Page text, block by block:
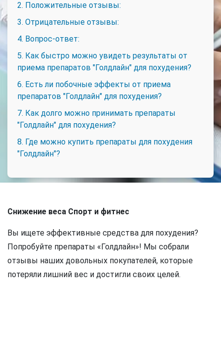
2. Положительные отзывы:
3. Отрицательные отзывы:
4. Вопрос-ответ:
5. Как быстро можно увидеть результаты от
приема препаратов "Голдлайн" для похудения?
6. Есть ли побочные эффекты от приема
препаратов "Голдлайн" для похудения?
7. Как долго можно принимать препараты
"Голдлайн" для похудения?
8. Где можно купить препараты для похудения
"Голдлайн"?
Снижение веса Спорт и фитнес
Вы ищете эффективные средства для похудения?
Попробуйте препараты «Голдлайн»! Мы собрали
отзывы наших довольных покупателей, которые
потеряли лишний вес и достигли своих целей.